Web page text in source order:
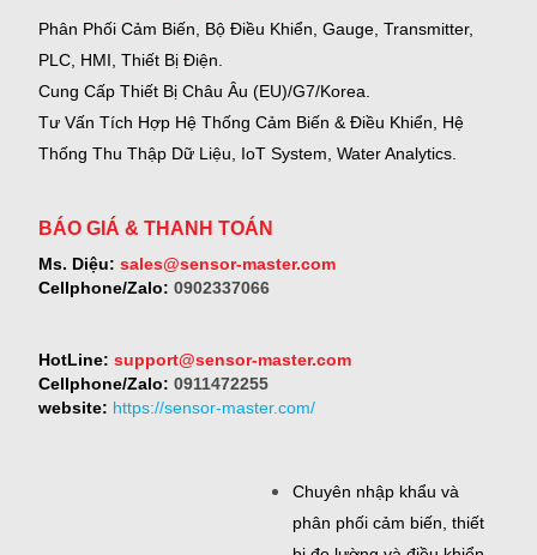
Phân Phối Cảm Biến, Bộ Điều Khiển, Gauge, Transmitter,
PLC, HMI, Thiết Bị Điện.
Cung Cấp Thiết Bị Châu Âu (EU)/G7/Korea.
Tư Vấn Tích Hợp Hệ Thống Cảm Biến & Điều Khiển, Hệ
Thống Thu Thập Dữ Liệu, IoT System, Water Analytics.
BÁO GIÁ & THANH TOÁN
Ms. Diệu: sales@sensor-master.com
Cellphone/Zalo: 0902337066
HotLine: support@sensor-master.com
Cellphone/Zalo: 0911472255
website: https://sensor-master.com/
Chuyên nhập khẩu và
phân phối cảm biến, thiết